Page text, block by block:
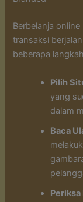
Berbelanja
transaksi
beberapa
Pilih
yang
dalam
Baca